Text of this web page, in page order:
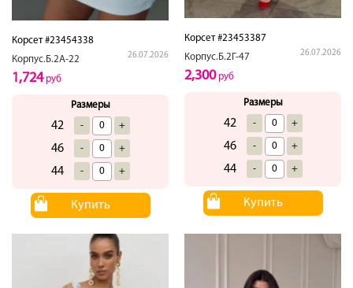
Корсет #23454338
Корпус.Б.2А-22
26.07.2026
1,724руб
Размеры
42 - +
46 - +
44 - +
Купить
Корсет #23453387
Корпус.Б.2Г-47
26.07.2026
2,300руб
Размеры
42 - +
46 - +
44 - +
Купить